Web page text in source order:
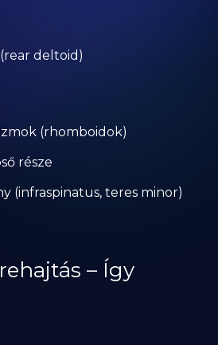
deltoid)
(rhomboidok)
része
(infraspinatus, teres minor)
– Így